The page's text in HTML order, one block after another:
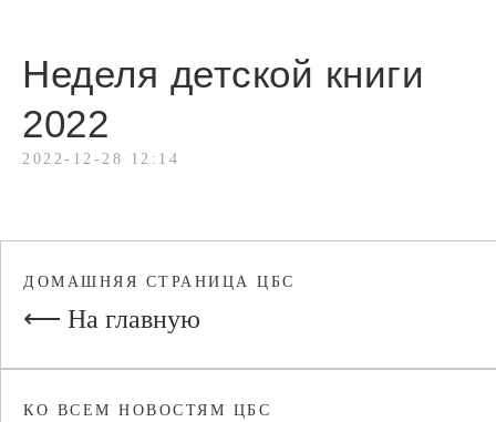
Неделя детской книги
2022
2022-12-28 12:14
ДОМАШНЯЯ СТРАНИЦА ЦБС
⟵ На главную
КО ВСЕМ НОВОСТЯМ ЦБС